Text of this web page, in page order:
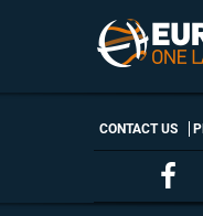
CONTACT US